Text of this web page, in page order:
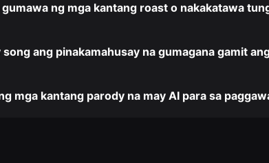
ng mga kantang roast o nakakatawa
ang pinakamahusay na gumagana gamit
mga kantang parody na may AI para sa